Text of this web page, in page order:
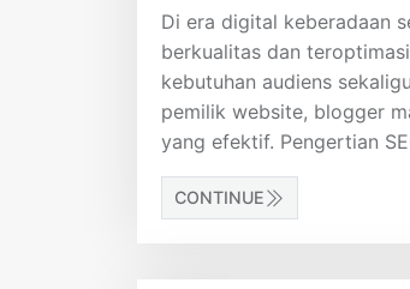
Di era digital keberadaan
berkualitas dan
kebutuhan audiens
pemilik website, blogger
yang efektif. Pengertian
CONTINUE